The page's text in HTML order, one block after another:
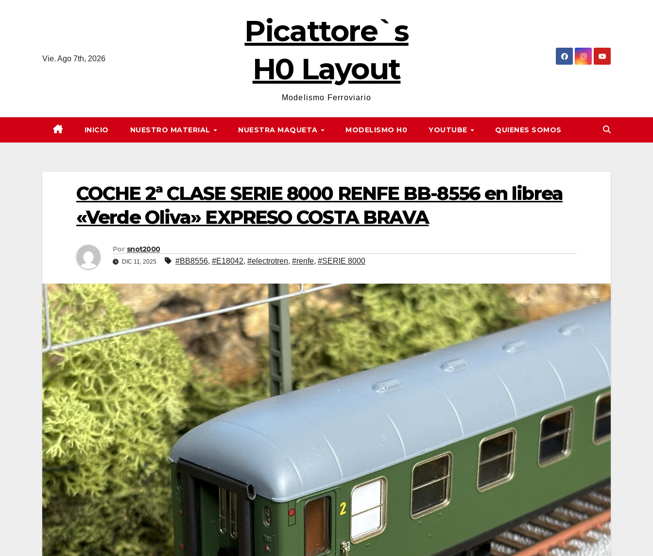
Vie. Ago 7th, 2026
Picattore`s
H0 Layout
Modelismo Ferroviario
INICIO NUESTRO MATERIAL NUESTRA MAQUETA MODELISMO H0 YOUTUBE QUIENES SOMOS
COCHE 2ª CLASE SERIE 8000 RENFE BB-8556 en librea
«Verde Oliva» EXPRESO COSTA BRAVA
Por snot2000
DIC 11, 2025 #BB8556, #E18042, #electrotren, #renfe, #SERIE 8000